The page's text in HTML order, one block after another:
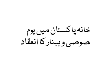
پاکستان میں یوم
ویبنار کا انعقاد